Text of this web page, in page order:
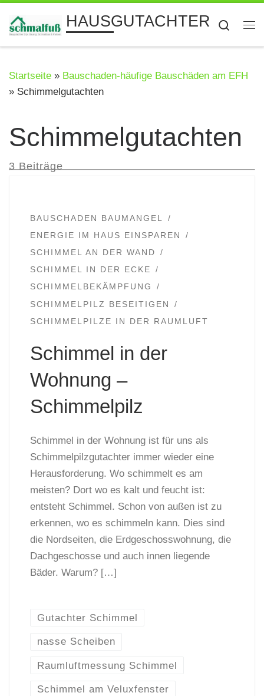
Zum Inhalt springenHAUSGUTACHTER
Search
Startseite » Bauschaden-häufige Bauschäden am EFH
» Schimmelgutachten
Schimmelgutachten
3 Beiträge
BAUSCHADEN BAUMANGEL
ENERGIE IM HAUS EINSPAREN
SCHIMMEL AN DER WAND
SCHIMMEL IN DER ECKE
SCHIMMELBEKÄMPFUNG
SCHIMMELPILZ BESEITIGEN
SCHIMMELPILZE IN DER RAUMLUFT
Schimmel in der
Wohnung –
Schimmelpilz
Schimmel in der Wohnung ist für uns als
Schimmelpilzgutachter immer wieder eine
Herausforderung. Wo schimmelt es am
meisten? Dort wo es kalt und feucht ist:
entsteht Schimmel. Schon von außen ist zu
erkennen, wo es schimmeln kann. Dies sind
die Nordseiten, die Erdgeschosswohnung, die
Dachgeschosse und auch innen liegende
Bäder. Warum? […]
Gutachter Schimmel
nasse Scheiben
Raumluftmessung Schimmel
Schimmel am Veluxfenster